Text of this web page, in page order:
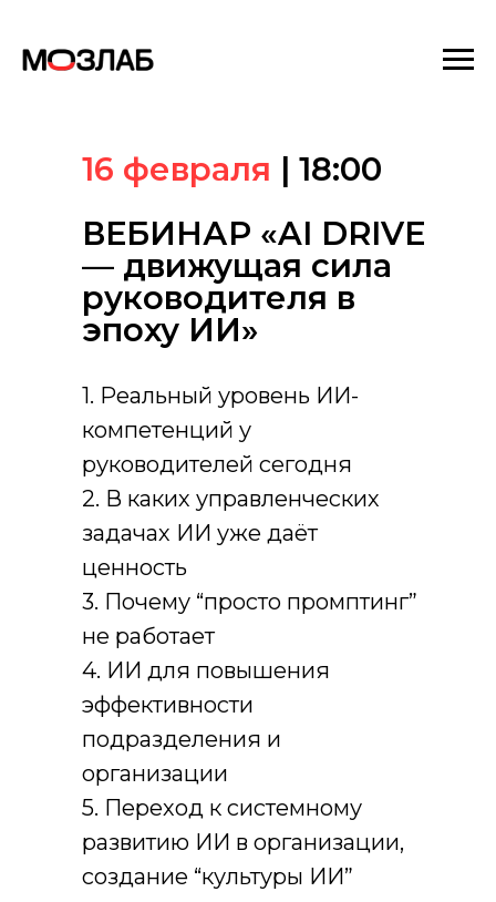
16 февраля | 18:00
ВЕБИНАР «AI DRIVE
— движущая сила
руководителя в
эпоху ИИ»
1. Реальный уровень ИИ-
компетенций у
руководителей сегодня
2. В каких управленческих
задачах ИИ уже даёт
ценность
3. Почему “просто промптинг”
не работает
4. ИИ для повышения
эффективности
подразделения и
организации
5. Переход к системному
развитию ИИ в организации,
создание “культуры ИИ”